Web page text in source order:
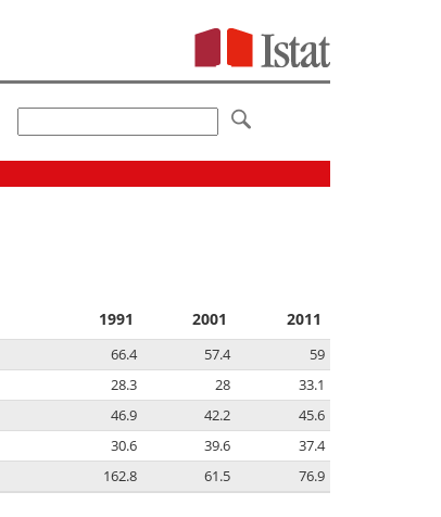
1991 2001 2011
66.4 57.4
59
28.3 28
33.1
46.9 42.2
45.6
30.6 39.6
37.4
162.8 61.5 76.9